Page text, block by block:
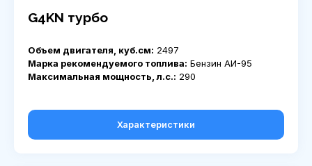
G4KN турбо
Объем двигателя, куб.см: 2497
Марка рекомендуемого топлива: Бензин АИ-95
Максимальная мощность, л.с.: 290
Характеристики